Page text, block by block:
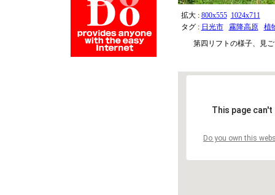
拡大 : 800x555 1024x711
タグ : 日光市 霧降高原
植
第四リフトの様子、見
This page
Do you own this